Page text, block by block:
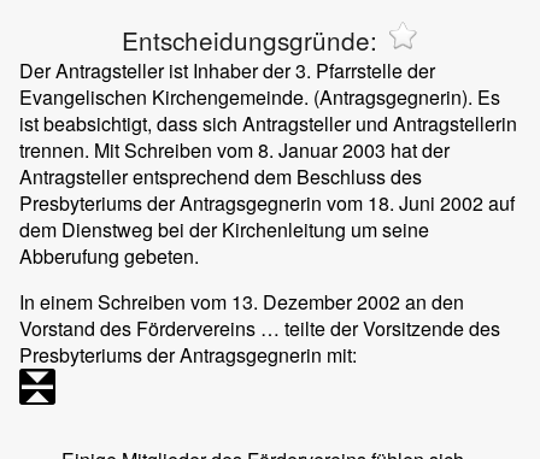
Entscheidungsgründe:
Der Antragsteller ist Inhaber der 3. Pfarrstelle der
Evangelischen Kirchengemeinde. (Antragsgegnerin). Es
ist beabsichtigt, dass sich Antragsteller und Antragstellerin
trennen. Mit Schreiben vom 8. Januar 2003 hat der
Antragsteller entsprechend dem Beschluss des
Presbyteriums der Antragsgegnerin vom 18. Juni 2002 auf
dem Dienstweg bei der Kirchenleitung um seine
Abberufung gebeten.
In einem Schreiben vom 13. Dezember 2002 an den
Vorstand des Fördervereins … teilte der Vorsitzende des
Presbyteriums der Antragsgegnerin mit: